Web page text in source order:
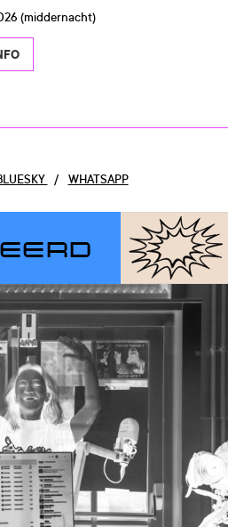
(middernacht)
/ WHATSAPP